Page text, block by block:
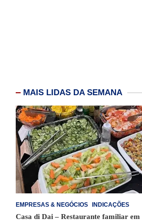
MAIS LIDAS DA SEMANA
EMPRESAS & NEGÓCIOS INDICAÇÕES
Casa di Dai – Restaurante familiar em